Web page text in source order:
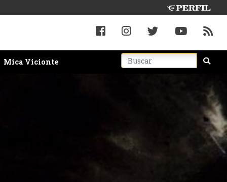
Mica Vicionte